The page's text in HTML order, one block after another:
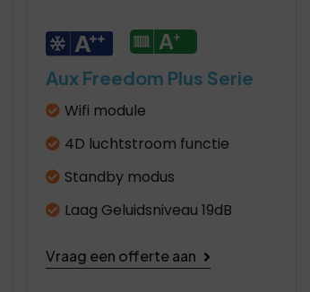
Aux Freedom Plus Serie
Wifi module
4D luchtstroom functie
Standby modus
Laag Geluidsniveau 19dB
Vraag een offerte aan